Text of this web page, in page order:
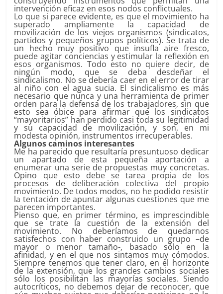
intervención eficaz en esos nodos conflictuales.
Lo que si parece evidente, es que el movimiento ha
superado ampliamente la capacidad de
movilización de los viejos organismos (sindicatos,
partidos y pequeños grupos políticos). Se trata de
un hecho muy positivo que insufla aire fresco,
puede agitar conciencias y estimular la reflexión en
esos organismos. Todo esto no quiere decir, de
ningún modo, que se deba desdeñar el
sindicalismo. No se debería caer en el error de tirar
al niño con el agua sucia. El sindicalismo es más
necesario que nunca y una herramienta de primer
orden para la defensa de los trabajadores, sin que
esto sea óbice para afirmar que los sindicatos
“mayoritarios” han perdido casi toda su legitimidad
y su capacidad de movilización, y son, en mi
modesta opinión, instrumentos irrecuperables.
Algunos caminos interesantes
Me ha parecido que resultaría presuntuoso dedicar
un apartado de esta pequeña aportación a
enumerar una serie de propuestas muy concretas.
Opino que esto debe se tarea propia de los
procesos de deliberación colectiva del propio
movimiento. De todos modos, no he podido resistir
la tentación de apuntar algunas cuestiones que me
parecen importantes.
Pienso que, en primer término, es imprescindible
que se trate la cuestión de la extensión del
movimiento. No deberíamos de quedarnos
satisfechos con haber construido un grupo –de
mayor o menor tamaño-, basado sólo en la
afinidad, y en el que nos sintamos muy cómodos.
Siempre tenemos que tener claro, en el horizonte
de la extensión, que los grandes cambios sociales
sólo los posibilitan las mayorías sociales. Siendo
autocríticos, no debemos dejar de reconocer, que